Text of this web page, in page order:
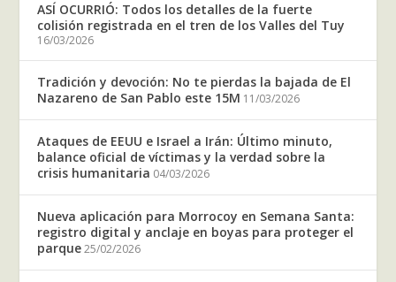
ASÍ OCURRIÓ: Todos los detalles de la fuerte
colisión registrada en el tren de los Valles del Tuy
16/03/2026
Tradición y devoción: No te pierdas la bajada de El
Nazareno de San Pablo este 15M 11/03/2026
Ataques de EEUU e Israel a Irán: Último minuto,
balance oficial de víctimas y la verdad sobre la
crisis humanitaria 04/03/2026
Nueva aplicación para Morrocoy en Semana Santa:
registro digital y anclaje en boyas para proteger el
parque 25/02/2026